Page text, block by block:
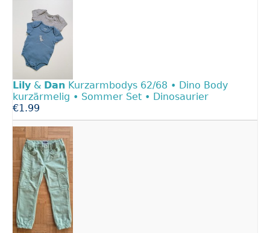
Lily & Dan Kurzarmbodys 62/68 • Dino Body
kurzärmelig • Sommer Set • Dinosaurier
€1.99